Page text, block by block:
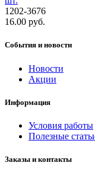
1202-3676
16.00 руб.
События и новости
Новости
Акции
Информация
Условия работы
Полезные
Заказы и контакты